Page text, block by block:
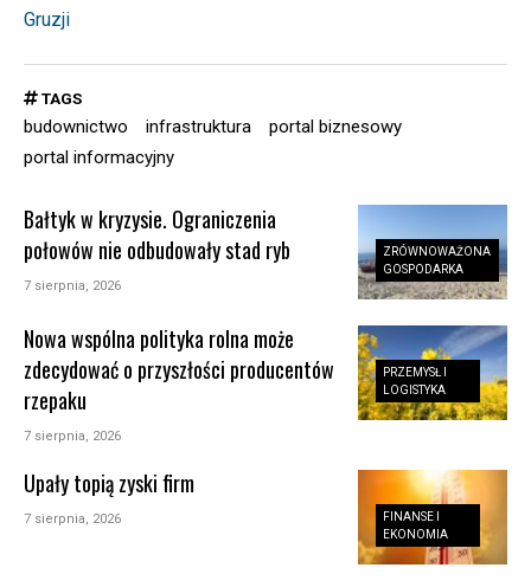
Gruzji
TAGS
budownictwo infrastruktura
portal biznesowy
portal informacyjny
ZRÓWNOWAŻONA
GOSPODARKA
Bałtyk w kryzysie. Ograniczenia
połowów nie odbudowały stad ryb
7 sierpnia, 2026
PRZEMYSŁ I
LOGISTYKA
Nowa wspólna polityka rolna może
zdecydować o przyszłości producentów
rzepaku
7 sierpnia, 2026
FINANSE I
EKONOMIA
Upały topią zyski firm
7 sierpnia, 2026